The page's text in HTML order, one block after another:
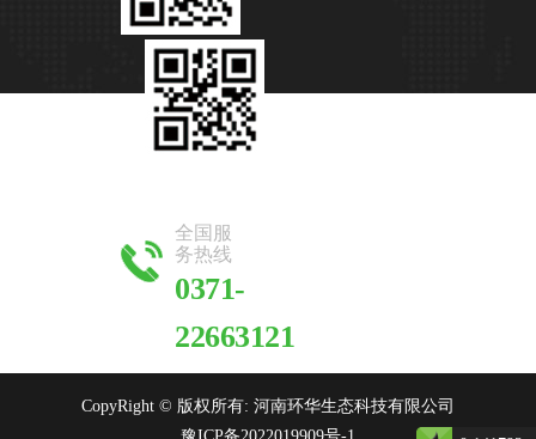
全国服
务热线
0371-
22663121
CopyRight © 版权所有: 河南环华生态科技有限公司